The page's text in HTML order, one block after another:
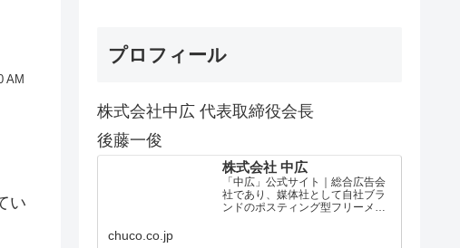
AM
い
プロフィール
株式会社中広 代表取締役会長
後藤一俊
株式会社 中広
「中広」公式サイト｜総合広告会
社であり、媒体社として自社ブラ
ンドのポスティング型フリーメデ
chuco.co.jp